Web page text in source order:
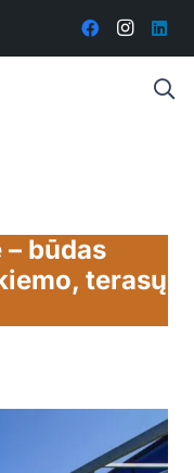
būdas
terasų